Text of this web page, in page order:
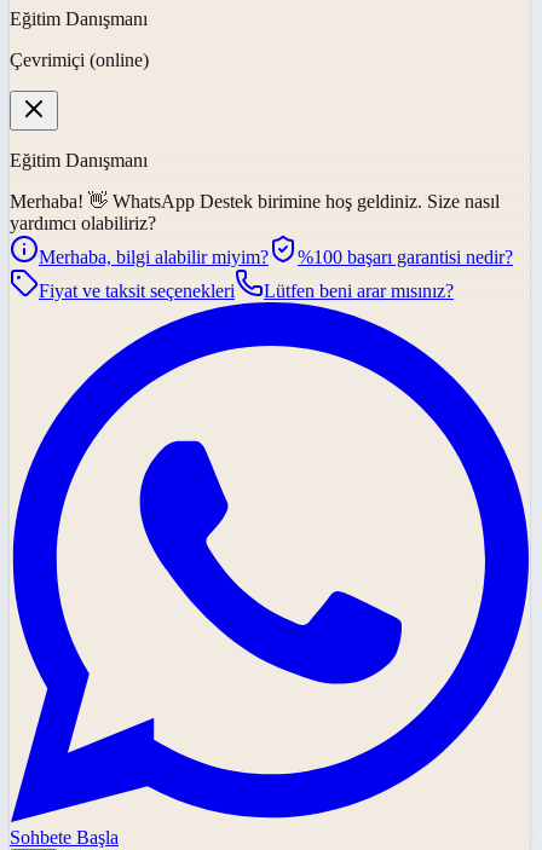
Eğitim Danışmanı
Çevrimiçi (online)
Eğitim Danışmanı
Merhaba! 👋 WhatsApp Destek birimine hoş geldiniz. Size nasıl
yardımcı olabiliriz?
Merhaba, bilgi alabilir miyim?
%100 başarı garantisi nedir?
Fiyat ve taksit seçenekleri
Lütfen beni arar mısınız?
Sohbete Başla